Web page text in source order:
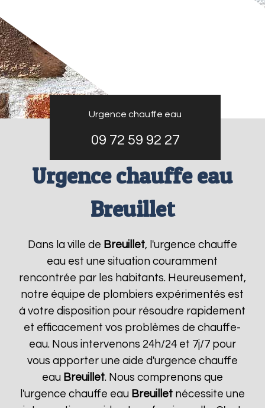
Urgence chauffe eau
09 72 59 92 27
Urgence chauffe eau
Breuillet
Dans la ville de Breuillet, l'urgence chauffe
eau est une situation couramment
rencontrée par les habitants. Heureusement,
notre équipe de plombiers expérimentés est
à votre disposition pour résoudre rapidement
et efficacement vos problèmes de chauffe-
eau. Nous intervenons 24h/24 et 7j/7 pour
vous apporter une aide d'urgence chauffe
eau Breuillet. Nous comprenons que
l'urgence chauffe eau Breuilletnécessite une